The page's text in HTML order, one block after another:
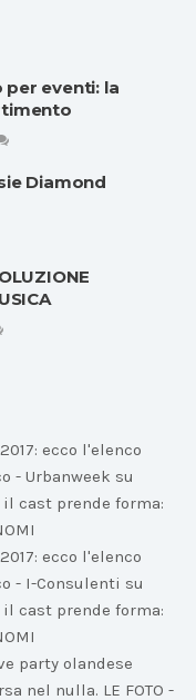
eventi: la
Diamond
ecco l'elenco
- Urbanweek su
cast prende forma:
ecco l'elenco
- I-Consulenti su
cast prende forma:
party olandese
nel nulla. LE FOTO -